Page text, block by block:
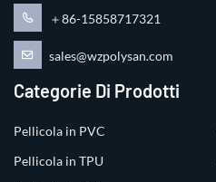
＋86-15858717321
sales@wzpolysan.com
Categorie Di Prodotti
Pellicola in PVC
Pellicola in TPU